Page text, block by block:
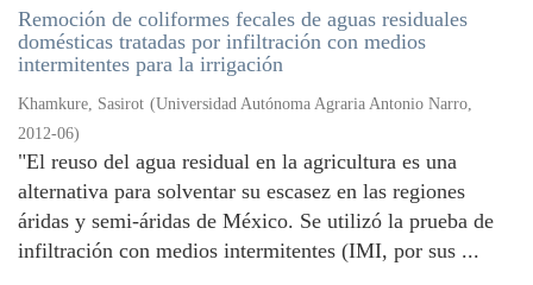
Remoción de coliformes fecales de aguas residuales
domésticas tratadas por infiltración con medios
intermitentes para la irrigación
Khamkure, Sasirot (Universidad Autónoma Agraria Antonio Narro,
2012-06)
"El reuso del agua residual en la agricultura es una
alternativa para solventar su escasez en las regiones
áridas y semi-áridas de México. Se utilizó la prueba de
infiltración con medios intermitentes (IMI, por sus ...